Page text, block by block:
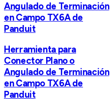
Angulado de Terminación
en Campo TX6A de
Panduit
Herramienta para
Conector Plano o
Angulado de Terminación
en Campo TX6A de
Panduit